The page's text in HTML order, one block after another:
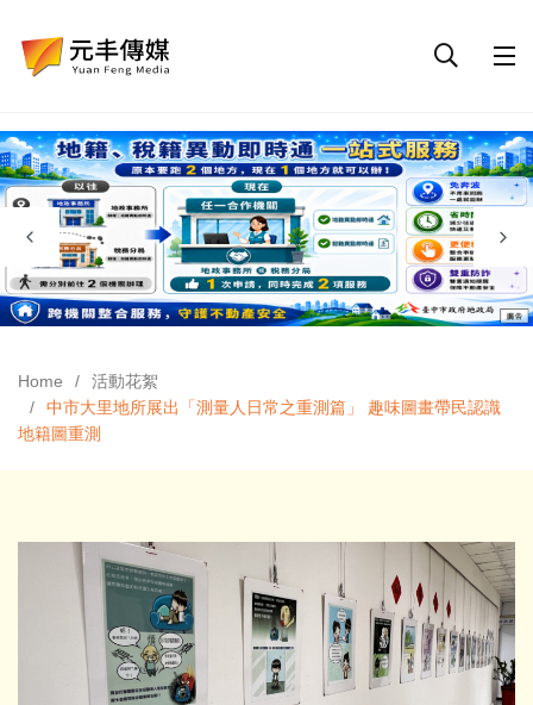
Home
活動花絮
中市大里地所展出「測量人日常之重測篇」 趣味圖畫帶民認識
地籍圖重測